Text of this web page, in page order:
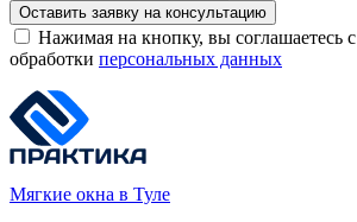
Оставить заявку на консультацию
Нажимая на кнопку, вы соглашаетесь с
обработки персональных данных
Мягкие окна в Туле